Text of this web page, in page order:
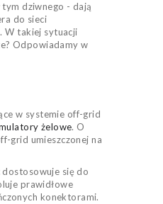
dziwnego - dają
do sieci
W takiej sytuacji
Odpowiadamy w
w systemie off-grid
żelowe. O
grid umieszczonej na
dostosowuje się do
prawidłowe
konektorami.